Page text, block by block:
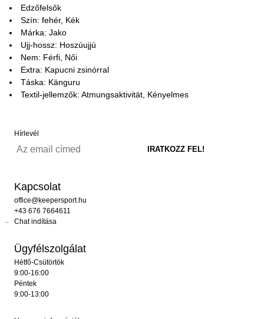
Edzőfelsők
Szín: fehér, Kék
Márka: Jako
Ujj-hossz: Hoszúujjú
Nem: Férfi, Női
Extra: Kapucni zsinórral
Táska: Känguru
Textil-jellemzők: Atmungsaktivität, Kényelmes
Hírlevél
Kapcsolat
office@keepersport.hu
+43 676 7664611
Chat indítása
Ügyfélszolgálat
Hétfő-Csütörtök
9:00-16:00
Péntek
9:00-13:00